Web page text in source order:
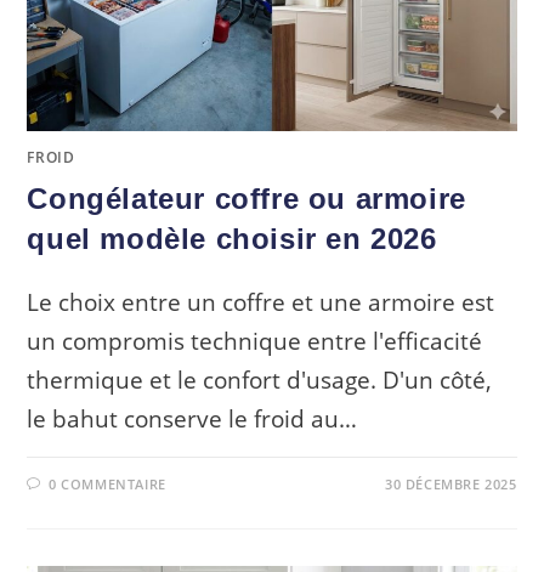
FROID
Congélateur coffre ou armoire
quel modèle choisir en 2026
Le choix entre un coffre et une armoire est
un compromis technique entre l'efficacité
thermique et le confort d'usage. D'un côté,
le bahut conserve le froid au…
0 COMMENTAIRE 30 DÉCEMBRE 2025